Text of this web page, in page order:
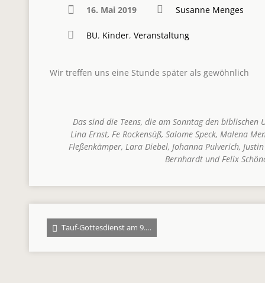
16. Mai 2019 Susanne Menges
BU, Kinder, Veranstaltung
Wir treffen uns eine Stunde später als gewöhnlich
Das sind die Teens, die am Sonntag den
Lina Ernst, Fe Rockensüß, Salome Speck, Malena
Fleßenkämper, Lara Diebel, Johanna Pulverich,
Bernhardt und Felix
Tauf-Gottesdienst am 9.…